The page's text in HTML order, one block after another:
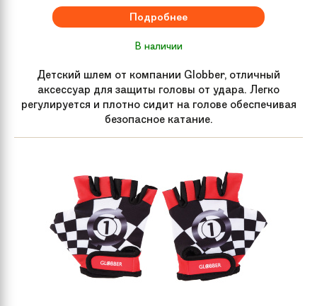
Подробнее
В наличии
Детский шлем от компании Globber, отличный
аксессуар для защиты головы от удара. Легко
регулируется и плотно сидит на голове обеспечивая
безопасное катание.